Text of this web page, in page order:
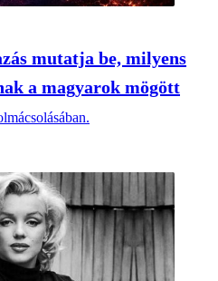
mutatja be, milyens
a magyarok mögött